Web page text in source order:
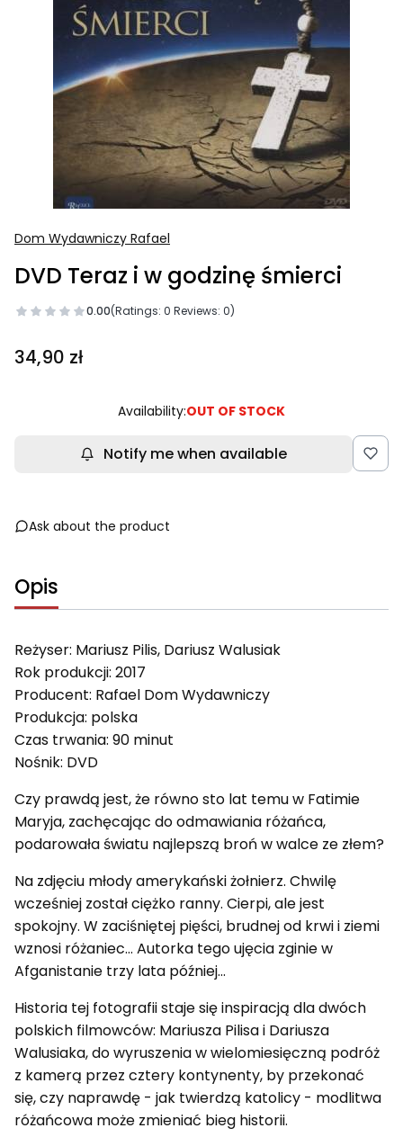
Dom Wydawniczy Rafael
DVD Teraz i w godzinę śmierci
0.00(Ratings: 0 Reviews: 0)
Price
34,90 zł
Availability:OUT OF STOCK
Notify me when available
Ask about the product
Opis
Reżyser: Mariusz Pilis, Dariusz Walusiak
Rok produkcji: 2017
Producent: Rafael Dom Wydawniczy
Produkcja: polska
Czas trwania: 90 minut
Nośnik: DVD
Czy prawdą jest, że równo sto lat temu w Fatimie
Maryja, zachęcając do odmawiania różańca,
podarowała światu najlepszą broń w walce ze złem?
Na zdjęciu młody amerykański żołnierz. Chwilę
wcześniej został ciężko ranny. Cierpi, ale jest
spokojny. W zaciśniętej pięści, brudnej od krwi i ziemi
wznosi różaniec… Autorka tego ujęcia zginie w
Afganistanie trzy lata później…
Historia tej fotografii staje się inspiracją dla dwóch
polskich filmowców: Mariusza Pilisa i Dariusza
Walusiaka, do wyruszenia w wielomiesięczną podróż
z kamerą przez cztery kontynenty, by przekonać
się, czy naprawdę - jak twierdzą katolicy - modlitwa
różańcowa może zmieniać bieg historii.